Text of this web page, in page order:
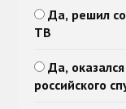
Да, решил
ТВ
Да,
российского